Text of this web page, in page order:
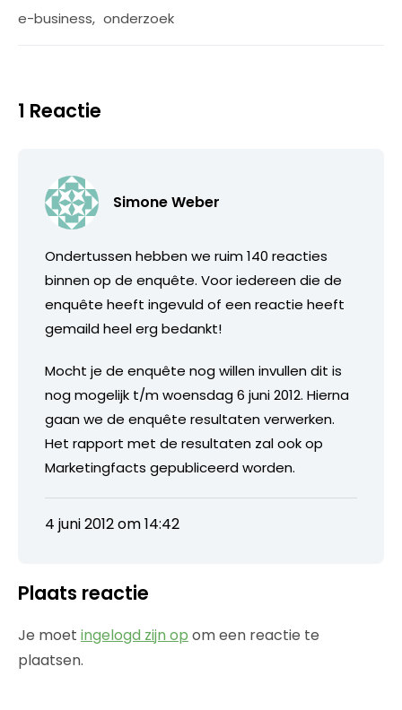
e-business, onderzoek
1 Reactie
Simone Weber
Ondertussen hebben we ruim 140 reacties
binnen op de enquête. Voor iedereen die de
enquête heeft ingevuld of een reactie heeft
gemaild heel erg bedankt!
Mocht je de enquête nog willen invullen dit is
nog mogelijk t/m woensdag 6 juni 2012. Hierna
gaan we de enquête resultaten verwerken.
Het rapport met de resultaten zal ook op
Marketingfacts gepubliceerd worden.
4 juni 2012 om 14:42
Plaats reactie
Je moet ingelogd zijn op om een reactie te
plaatsen.